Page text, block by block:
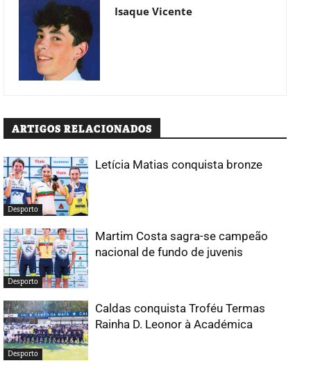
Isaque Vicente
ARTIGOS RELACIONADOS
Desporto
Letícia Matias conquista bronze
Desporto
Martim Costa sagra-se campeão
nacional de fundo de juvenis
Desporto
Caldas conquista Troféu Termas
Rainha D. Leonor à Académica